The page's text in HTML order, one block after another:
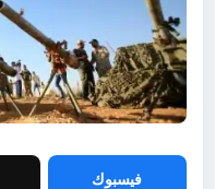
فيسبوك